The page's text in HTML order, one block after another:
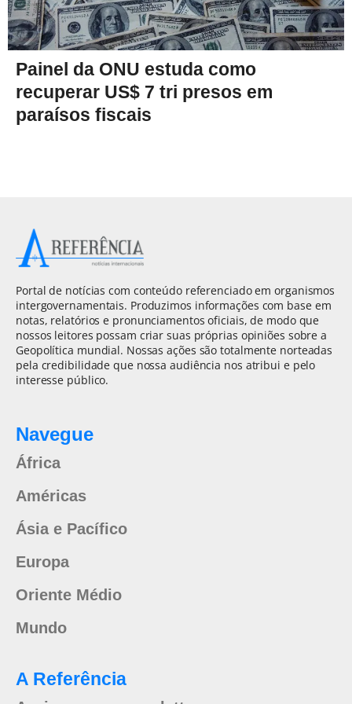
Painel da ONU estuda como
recuperar US$ 7 tri presos em
paraísos fiscais
Portal de notícias com conteúdo referenciado em organismos
intergovernamentais. Produzimos informações com base em
notas, relatórios e pronunciamentos oficiais, de modo que
nossos leitores possam criar suas próprias opiniões sobre a
Geopolítica mundial. Nossas ações são totalmente norteadas
pela credibilidade que nossa audiência nos atribui e pelo
interesse público.
Navegue
África
Américas
Ásia e Pacífico
Europa
Oriente Médio
Mundo
A Referência